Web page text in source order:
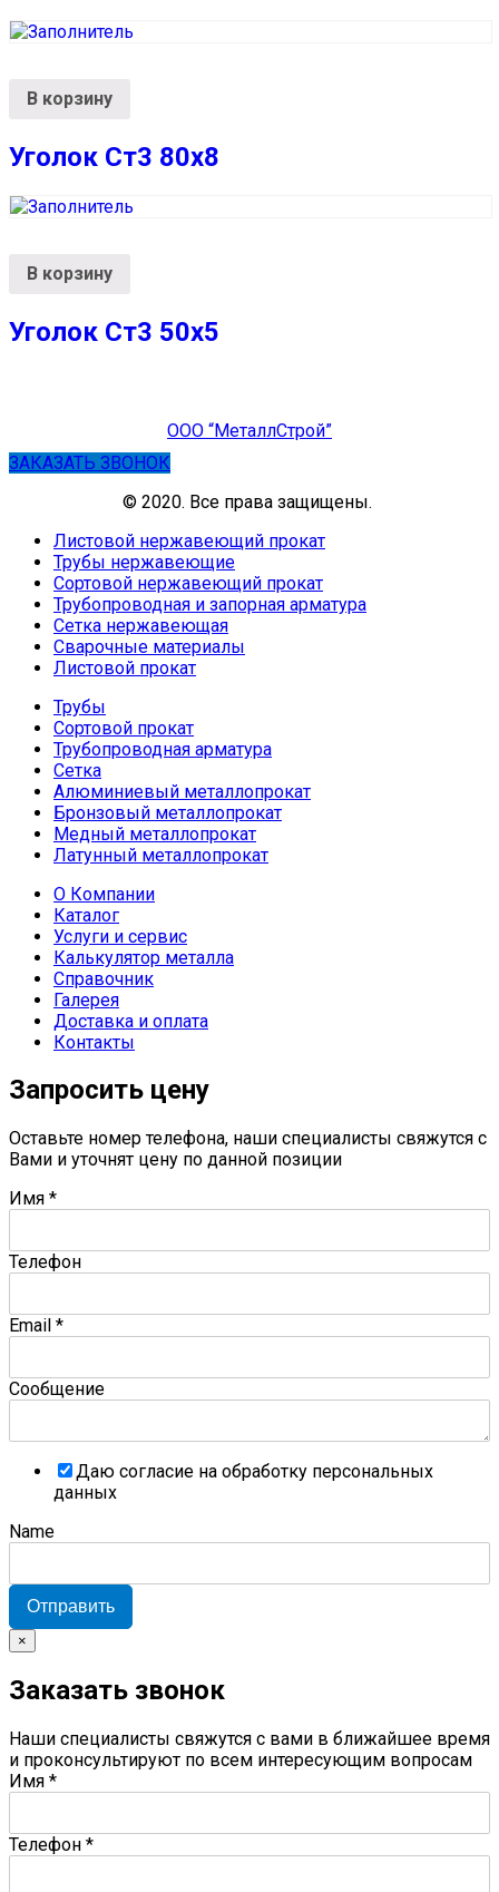
В корзину
Уголок Ст3 80х8
В корзину
Уголок Ст3 50х5
ООО “МеталлСтрой”
ЗАКАЗАТЬ ЗВОНОК
© 2020. Все права защищены.
Листовой нержавеющий прокат
Трубы нержавеющие
Сортовой нержавеющий прокат
Трубопроводная и запорная арматура
Сетка нержавеющая
Сварочные материалы
Листовой прокат
Трубы
Сортовой прокат
Трубопроводная арматура
Сетка
Алюминиевый металлопрокат
Бронзовый металлопрокат
Медный металлопрокат
Латунный металлопрокат
О Компании
Каталог
Услуги и сервис
Калькулятор металла
Справочник
Галерея
Доставка и оплата
Контакты
Запросить цену
Оставьте номер телефона, наши специалисты свяжутся с
Вами и уточнят цену по данной позиции
Имя *
Телефон
Email *
Сообщение
Даю согласие на обработку персональных
данных
Name
Отправить
×
Заказать звонок
Наши специалисты свяжутся с вами в ближайшее время
и проконсультируют по всем интересующим вопросам
Имя *
Телефон *